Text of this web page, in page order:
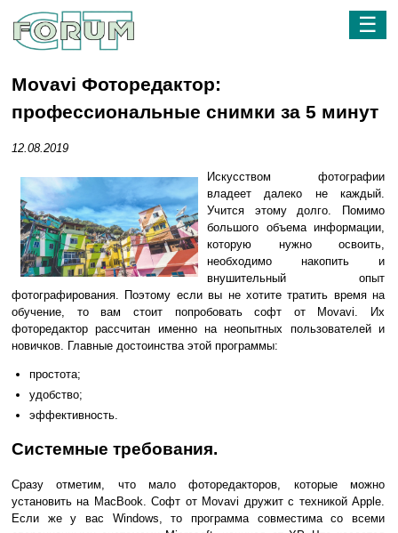
☰
Movavi Фоторедактор:
профессиональные снимки за 5 минут
12.08.2019
Искусством фотографии
владеет далеко не каждый.
Учится этому долго. Помимо
большого объема информации,
которую нужно освоить,
необходимо накопить и
внушительный опыт
фотографирования. Поэтому если вы не хотите тратить время на
обучение, то вам стоит попробовать софт от Movavi. Их
фоторедактор рассчитан именно на неопытных пользователей и
новичков. Главные достоинства этой программы:
простота;
удобство;
эффективность.
Системные требования.
Сразу отметим, что мало фоторедакторов, которые можно
установить на MacBook. Софт от Movavi дружит с техникой Apple.
Если же у вас Windows, то программа совместима со всеми